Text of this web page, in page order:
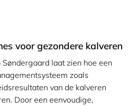
voor gezondere kalveren
laat zien hoe een
zoals
van de kalveren
Door een eenvoudige,